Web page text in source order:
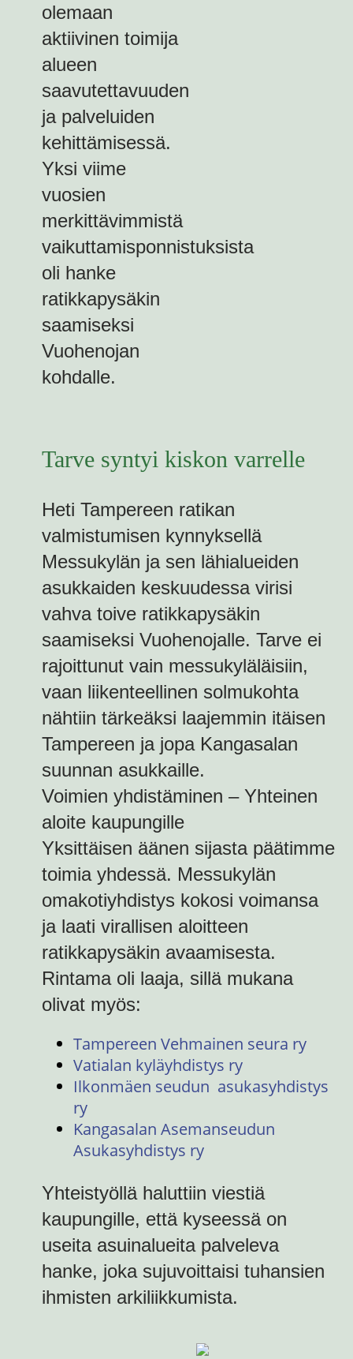
olemaan
aktiivinen toimija
alueen
saavutettavuuden
ja palveluiden
kehittämisessä.
Yksi viime
vuosien
merkittävimmistä
vaikuttamisponnistuksista
oli hanke
ratikkapysäkin
saamiseksi
Vuohenojan
kohdalle.
Tarve syntyi kiskon varrelle
Heti Tampereen ratikan
valmistumisen kynnyksellä
Messukylän ja sen lähialueiden
asukkaiden keskuudessa virisi
vahva toive ratikkapysäkin
saamiseksi Vuohenojalle. Tarve ei
rajoittunut vain messukyläläisiin,
vaan liikenteellinen solmukohta
nähtiin tärkeäksi laajemmin itäisen
Tampereen ja jopa Kangasalan
suunnan asukkaille.
Voimien yhdistäminen – Yhteinen
aloite kaupungille
Yksittäisen äänen sijasta päätimme
toimia yhdessä. Messukylän
omakotiyhdistys kokosi voimansa
ja laati virallisen aloitteen
ratikkapysäkin avaamisesta.
Rintama oli laaja, sillä mukana
olivat myös:
Tampereen Vehmainen seura ry
Vatialan kyläyhdistys ry
Ilkonmäen seudun asukasyhdistys
ry
Kangasalan Asemanseudun
Asukasyhdistys ry
Yhteistyöllä haluttiin viestiä
kaupungille, että kyseessä on
useita asuinalueita palveleva
hanke, joka sujuvoittaisi tuhansien
ihmisten arkiliikkumista.